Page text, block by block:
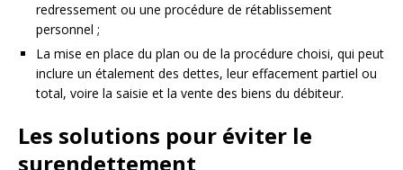
redressement ou une procédure de rétablissement
personnel ;
La mise en place du plan ou de la procédure choisi, qui peut
inclure un étalement des dettes, leur effacement partiel ou
total, voire la saisie et la vente des biens du débiteur.
Les solutions pour éviter le
surendettement